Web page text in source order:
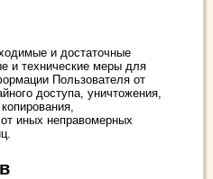
и достаточные
и технические меры для
Пользователя от
доступа, уничтожения,
иных неправомерных